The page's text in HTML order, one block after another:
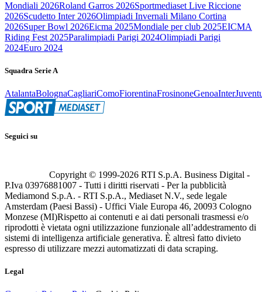
Mondiali 2026Roland Garros 2026Sportmediaset Live Riccione
2026Scudetto Inter 2026Olimpiadi Invernali Milano Cortina
2026Super Bowl 2026Eicma 2025Mondiale per club 2025EICMA
Riding Fest 2025Paralimpiadi Parigi 2024Olimpiadi Parigi
2024Euro 2024
Squadra Serie A
AtalantaBolognaCagliariComoFiorentinaFrosinoneGenoaInter
Seguici su
Copyright © 1999-2026 RTI S.p.A. Business Digital -
P.Iva 03976881007 - Tutti i diritti riservati - Per la pubblicità
Mediamond S.p.A. - RTI S.p.A., Mediaset N.V., sede legale
Amsterdam (Paesi Bassi) - Uffici Viale Europa 46, 20093 Cologno
Monzese (MI)Rispetto ai contenuti e ai dati personali trasmessi e/o
riprodotti è vietata ogni utilizzazione funzionale all’addestramento di
sistemi di intelligenza artificiale generativa. È altresì fatto divieto
espresso di utilizzare mezzi automatizzati di data scraping.
Legal